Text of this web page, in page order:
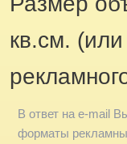
кв.см.
В ответ на e-mail
форматы